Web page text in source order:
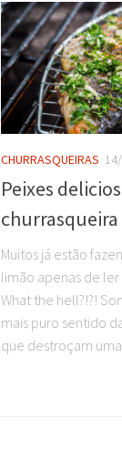
CHURRASQUEIRAS
Peixes
churrasqueira
Muitos já estão
limão apenas de
What the hell?!?!
mais puro sentido
que destroçam